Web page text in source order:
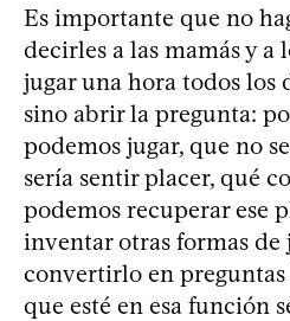
Es importante que no
decirles a las mamás y a
jugar una hora todos los
sino abrir la pregunta:
podemos jugar, que no
sería sentir placer, qué
podemos recuperar ese
inventar otras formas de
convertirlo en
que esté en esa función